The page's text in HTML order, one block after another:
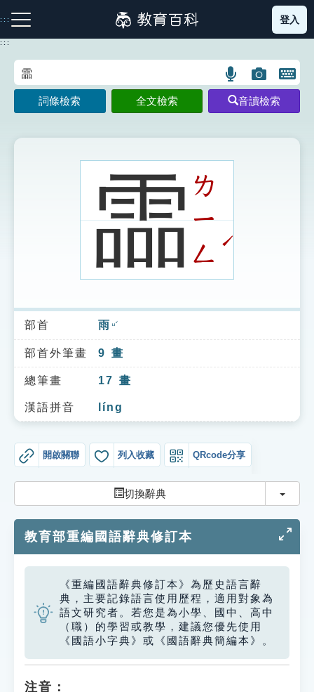
到
主
:::
注音索引圖示 筆畫索引圖示 部首索引表圖示
索引選單
知識索引
單字索引
生命大百科索引
遊戲專區
教學應用
貓頭鷹博士
登入
:::
語
言
搜
示
圖
片
搜
開
鍵
圖
詞條檢索 全文檢索 音讀檢索
霝ㄌ
ㄧ
ㄥ
ˊ
部首 雨 ㄩˇ
部首外筆畫 9 畫
總筆畫 17 畫
漢語拼音 líng
開啟關聯 列入收藏 QRcode分享
切換辭典 切換
教育部重編國語辭典修訂本
《重編國語辭典修訂本》為歷史語言辭
典，主要記錄語言使用歷程，適用對象為
語文研究者。若您是為小學、國中、高中
（職）的學習或教學，建議您優先使用
《國語小字典》或《國語辭典簡編本》。
注音：